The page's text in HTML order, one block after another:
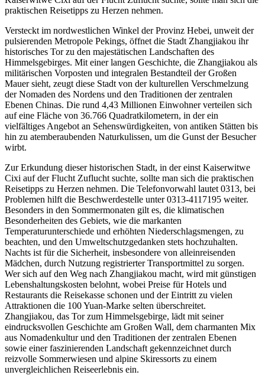
praktischen Reisetipps zu Herzen nehmen.
Versteckt im nordwestlichen Winkel der Provinz Hebei, unweit der
pulsierenden Metropole Pekings, öffnet die Stadt Zhangjiakou ihr
historisches Tor zu den majestätischen Landschaften des
Himmelsgebirges. Mit einer langen Geschichte, die Zhangjiakou als
militärischen Vorposten und integralen Bestandteil der Großen
Mauer sieht, zeugt diese Stadt von der kulturellen Verschmelzung
der Nomaden des Nordens und den Traditionen der zentralen
Ebenen Chinas. Die rund 4,43 Millionen Einwohner verteilen sich
auf eine Fläche von 36.766 Quadratkilometern, in der ein
vielfältiges Angebot an Sehenswürdigkeiten, von antiken Stätten bis
hin zu atemberaubenden Naturkulissen, um die Gunst der Besucher
wirbt.
Zur Erkundung dieser historischen Stadt, in der einst Kaiserwitwe
Cixi auf der Flucht Zuflucht suchte, sollte man sich die praktischen
Reisetipps zu Herzen nehmen. Die Telefonvorwahl lautet 0313, bei
Problemen hilft die Beschwerdestelle unter 0313-4117195 weiter.
Besonders in den Sommermonaten gilt es, die klimatischen
Besonderheiten des Gebiets, wie die markanten
Temperaturunterschiede und erhöhten Niederschlagsmengen, zu
beachten, und den Umweltschutzgedanken stets hochzuhalten.
Nachts ist für die Sicherheit, insbesondere von alleinreisenden
Mädchen, durch Nutzung registrierter Transportmittel zu sorgen.
Wer sich auf den Weg nach Zhangjiakou macht, wird mit günstigen
Lebenshaltungskosten belohnt, wobei Preise für Hotels und
Restaurants die Reisekasse schonen und der Eintritt zu vielen
Attraktionen die 100 Yuan-Marke selten überschreitet.
Zhangjiakou, das Tor zum Himmelsgebirge, lädt mit seiner
eindrucksvollen Geschichte am Großen Wall, dem charmanten Mix
aus Nomadenkultur und den Traditionen der zentralen Ebenen
sowie einer faszinierenden Landschaft gekennzeichnet durch
reizvolle Sommerwiesen und alpine Skiressorts zu einem
unvergleichlichen Reiseerlebnis ein.